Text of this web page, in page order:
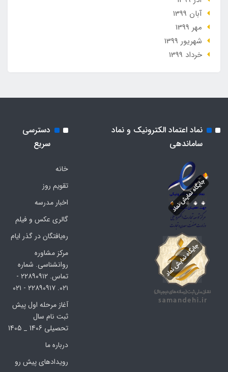
آبان 1399
مهر 1399
شهریور 1399
خرداد 1399
نماد اعتماد الکترونیک و نماد
ساماندهی
دسترسی
سریع
خانه
تقویم روز
اخبار مدرسه
گالری عکس و فیلم
ره‌یافتگان در گذر ایام
مرکز مشاوره
روانشناسی. شماره
تماس. ۲۲۸۹۰۹۱۲ -
۰۲۱. ۲۲۸۹۰۹۱۷ - ۰۲۱
آغاز مرحله اول پیش
ثبت نام سال
تحصیلی 1406 _ 1405
درباره ما
رویدادهای پیش رو